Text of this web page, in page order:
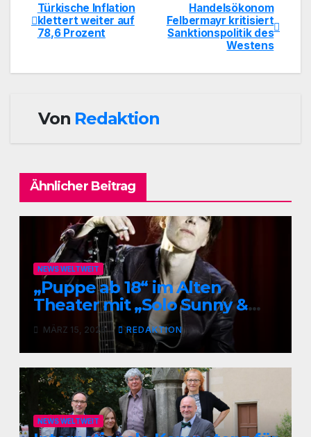
BeitragsnavigationHandelsökonom
Felbermayr kritisiert
Sanktionspolitik des
Westens
Türkische Inflation
klettert weiter auf
78,6 Prozent
Von Redaktion
Ähnlicher Beitrag
NEWS WELTWEIT
„Puppe ab 18“ im Alten
Theater mit „Solo Sunny &
me“
MÄRZ 15, 2026 REDAKTION
NEWS WELTWEIT